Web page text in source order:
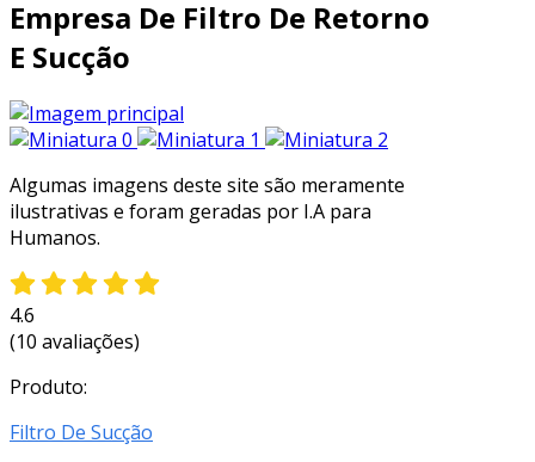
Empresa De Filtro De Retorno
E Sucção
Algumas imagens deste site são meramente
ilustrativas e foram geradas por I.A para
Humanos.
4.6
(10 avaliações)
Produto:
Filtro De Sucção